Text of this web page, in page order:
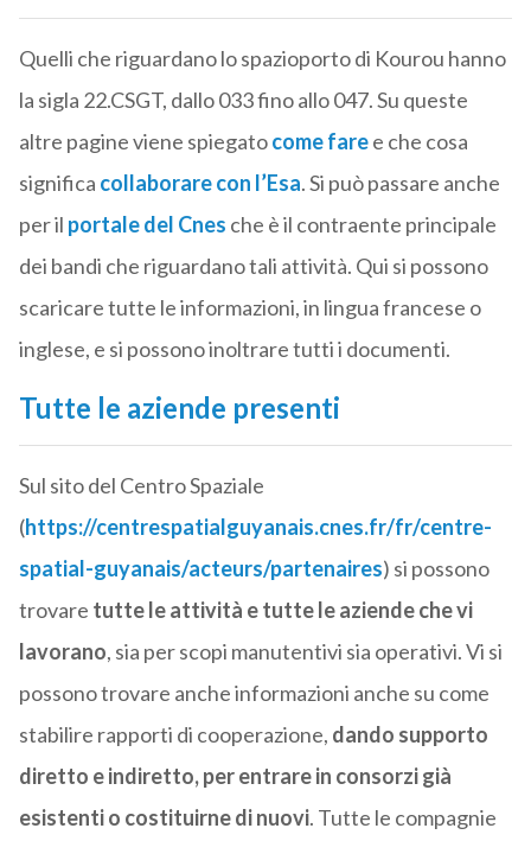
Quelli che riguardano lo spazioporto di Kourou hanno
la sigla 22.CSGT, dallo 033 fino allo 047. Su queste
altre pagine viene spiegatocome faree che cosa
significa collaborare con l’Esa. Si può passare anche
per il portale del Cnes che è il contraente principale
dei bandi che riguardano tali attività. Qui si possono
scaricare tutte le informazioni, in lingua francese o
inglese, e si possono inoltrare tutti i documenti.
Tutte le aziende presenti
Sul sito del Centro Spaziale
(https://centrespatialguyanais.cnes.fr/fr/centre-
spatial-guyanais/acteurs/partenaires) si possono
trovare tutte le attività e tutte le aziende che vi
lavorano, sia per scopi manutentivi sia operativi. Vi si
possono trovare anche informazioni anche su come
stabilire rapporti di cooperazione, dando supporto
diretto e indiretto, per entrare in consorzi già
esistenti o costituirne di nuovi. Tutte le compagnie